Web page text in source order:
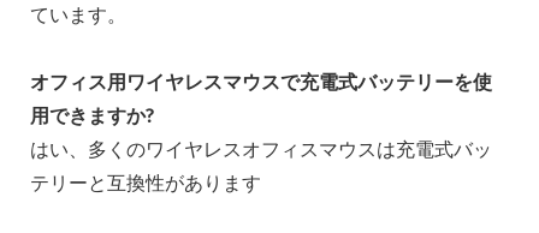
ています。
オフィス用ワイヤレスマウスで充電式バッテリーを使
用できますか?
はい、多くのワイヤレスオフィスマウスは充電式バッ
テリーと互換性があります